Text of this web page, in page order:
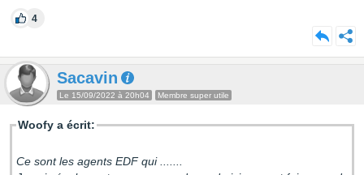
4
Sacavin
Le 15/09/2022 à 20h04 Membre super utile
Woofy a écrit:
Ce sont les agents EDF qui .......